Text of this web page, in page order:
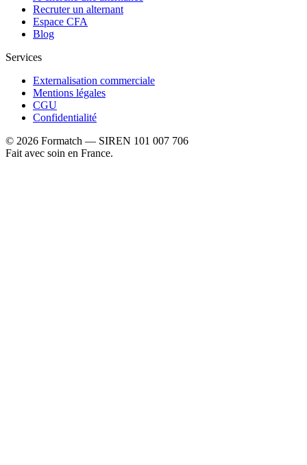
Recruter un alternant
Espace CFA
Blog
Services
Externalisation commerciale
Mentions légales
CGU
Confidentialité
© 2026 Formatch — SIREN 101 007 706
Fait avec soin en France.